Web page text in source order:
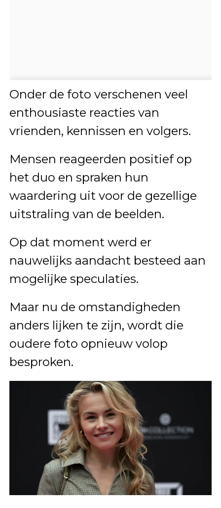
Onder de foto verschenen veel
enthousiaste reacties van
vrienden, kennissen en volgers.
Mensen reageerden positief op
het duo en spraken hun
waardering uit voor de gezellige
uitstraling van de beelden.
Op dat moment werd er
nauwelijks aandacht besteed aan
mogelijke speculaties.
Maar nu de omstandigheden
anders lijken te zijn, wordt die
oudere foto opnieuw volop
besproken.